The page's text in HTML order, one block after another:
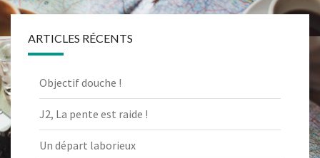
ARTICLES RÉCENTS
Objectif douche !
J2, La pente est raide !
Un départ laborieux